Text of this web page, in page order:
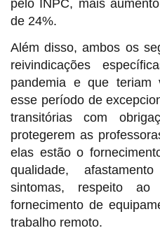
pelo INPC, mais
de 24%.
Além disso, ambos os
reivindicações
pandemia e que teriam
esse período de
transitórias com
protegerem as
elas estão o
qualidade,
sintomas, respeito
fornecimento de
trabalho remoto.